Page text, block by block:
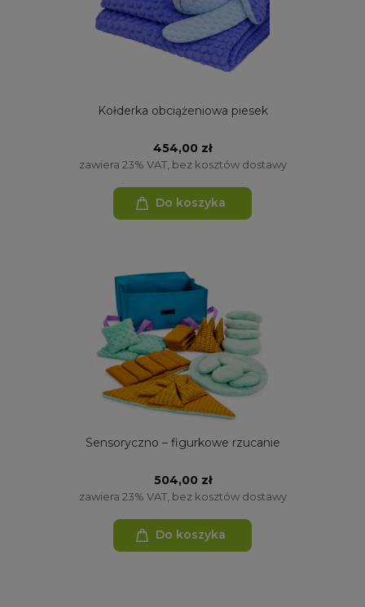
Kołderka obciążeniowa piesek
454,00 zł
zawiera 23% VAT, bez kosztów dostawy
Do koszyka
Sensoryczno – figurkowe rzucanie
504,00 zł
zawiera 23% VAT, bez kosztów dostawy
Do koszyka